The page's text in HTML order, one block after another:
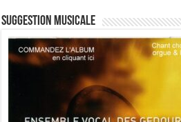
Suggestion musicale